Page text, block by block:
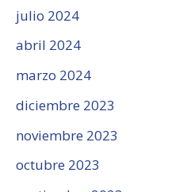
julio 2024
abril 2024
marzo 2024
diciembre 2023
noviembre 2023
octubre 2023